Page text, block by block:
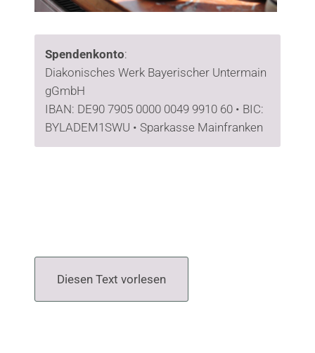
Spendenkonto:
Diakonisches Werk Bayerischer Untermain
gGmbH
IBAN: DE90 7905 0000 0049 9910 60 • BIC:
BYLADEM1SWU • Sparkasse Mainfranken
Diesen Text vorlesen